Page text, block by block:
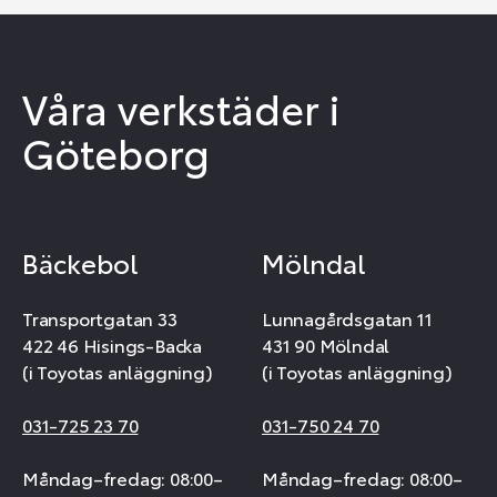
Våra verkstäder i
Göteborg
Bäckebol
Transportgatan 33
422 46 Hisings-Backa
(i Toyotas anläggning)
031-725 23 70
Måndag–fredag: 08:00–
Mölndal
Lunnagårdsgatan 11
431 90 Mölndal
(i Toyotas anläggning)
031-750 24 70
Måndag–fredag: 08:00–